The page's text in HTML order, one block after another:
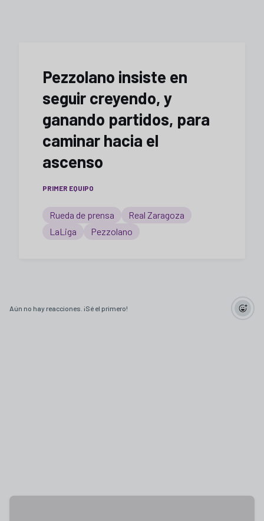
Pezzolano insiste en
seguir creyendo, y
ganando partidos, para
caminar hacia el
ascenso
PRIMER EQUIPO
Rueda de prensa
Real Zaragoza
LaLiga
Pezzolano
Aún no hay reacciones. ¡Sé el primero!